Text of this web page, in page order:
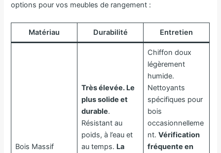
options pour vos meubles de rangement :
Matériau Durabilité Entretien
Bois Massif
Très élevée. Le
plus solide et
durable.
Résistant au
poids, à l’eau et
au temps. La
Chiffon doux
légèrement
humide.
Nettoyants
spécifiques pour
bois
occasionnelleme
nt. Vérification
fréquente en